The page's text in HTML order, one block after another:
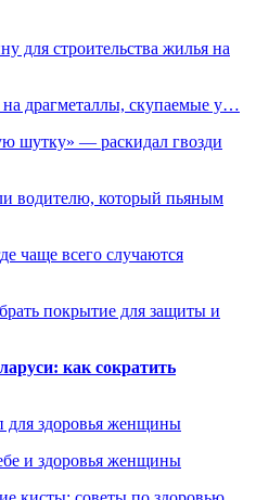
для строительства жилья на
драгметаллы, скупаемые у…
шутку» — раскидал гвозди
водителю, который пьяным
чаще всего случаются
покрытие для защиты и
как сократить
для здоровья женщины
и здоровья женщины